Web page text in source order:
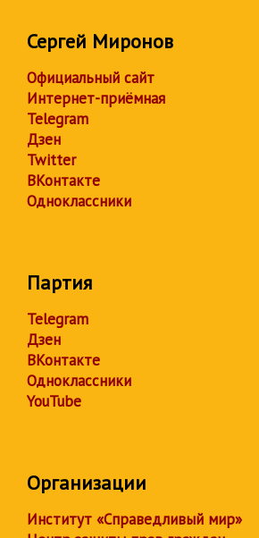
Сергей Миронов
Официальный сайт
Интернет-приёмная
Telegram
Дзен
Twitter
ВКонтакте
Одноклассники
Партия
Telegram
Дзен
ВКонтакте
Одноклассники
YouTube
Организации
Институт «Справедливый мир»